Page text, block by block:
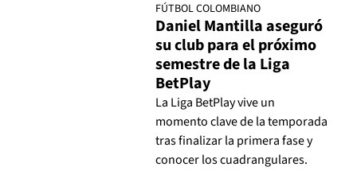
FÚTBOL COLOMBIANO
Daniel Mantilla aseguró
su club para el próximo
semestre de la Liga
BetPlay
La Liga BetPlay vive un
momento clave de la temporada
tras finalizar la primera fase y
conocer los cuadrangulares.